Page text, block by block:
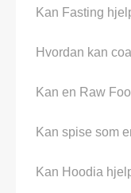
Kan Fasting
Hvordan kan
Kan en Raw
Kan spise som
Kan Hoodia